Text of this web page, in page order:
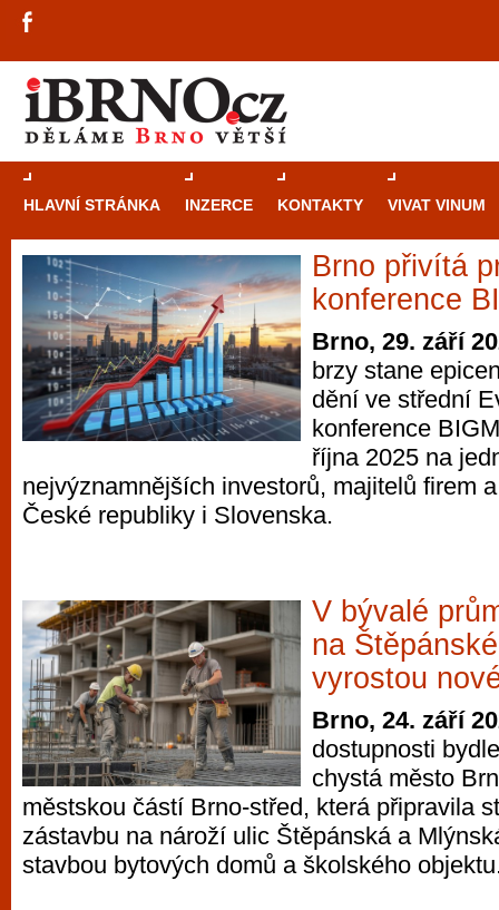
HLAVNÍ STRÁNKA INZERCE KONTAKTY VIVAT VINUM
Brno přivítá
konference
Brno, 29. září
brzy stane
dění ve střední
konference
října 2025 na
nejvýznamnějších investorů, majitelů firem
České republiky i Slovenska.
V bývalé
na
vyrostou
Brno, 24. září
dostupnosti
chystá město
městskou částí Brno-střed, která připravila
zástavbu na nároží ulic Štěpánská a
stavbou bytových domů a školského
Průvodce
Brně: Od
automaty
Brno je
zajímavé
restaurace,
Mimo jiné je ale také místem, kde si
vyzkoušet různé kasinové hry. V
příležitostné hráče. V...